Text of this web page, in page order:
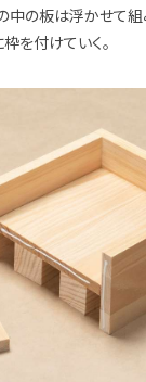
中の板は浮かせて組
を付けていく。